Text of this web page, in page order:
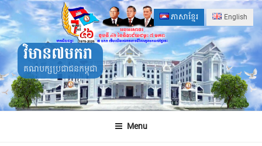
Skip
to
content
ភាសាខ្មែរ English
វិមាន៧មករា
គណបក្សប្រជាជនកម្ពុជា
Menu